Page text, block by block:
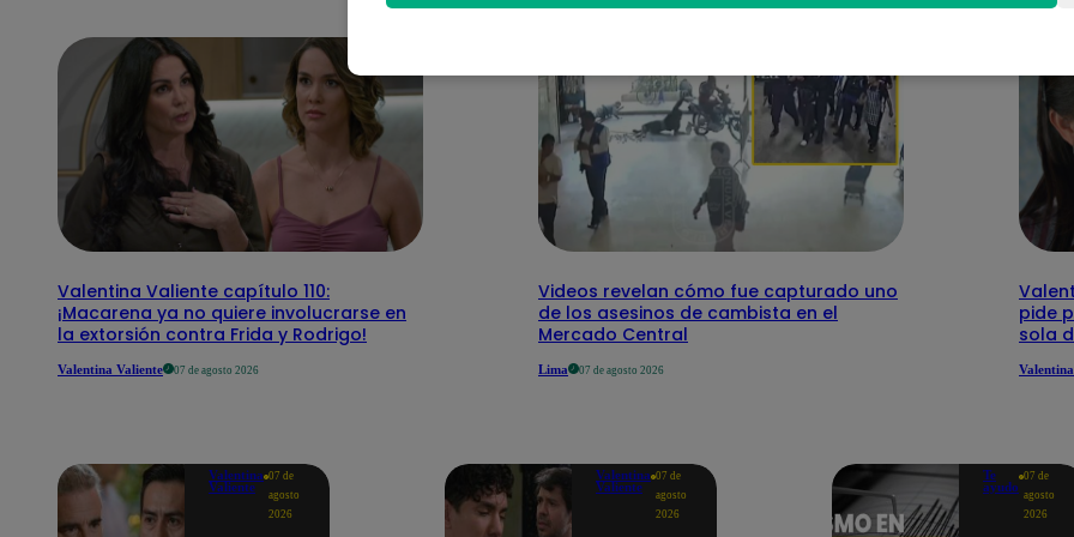
Valentina Valiente capítulo 110:
¡Macarena ya no quiere involucrarse en
la extorsión contra Frida y Rodrigo!
Valentina Valiente 07 de agosto 2026
Videos revelan cómo fue capturado uno
de los asesinos de cambista en el
Mercado Central
Lima 07 de agosto 2026
pide
sola
Valentina
Valiente
07 de
agosto
2026
Valentina
Valiente
07 de
agosto
2026
Te
ayudo
07 de
agosto
2026